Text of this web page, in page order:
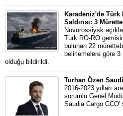
Karadeniz'de Türk
Saldırısı: 3
Novorossiysk
Türk RO-RO
bulunan 22
belirlemelere göre 3
olduğu bildirildi.
Turhan Özen
2016-2023 yılları
sorumlu Genel
Saudia Cargo CCO'